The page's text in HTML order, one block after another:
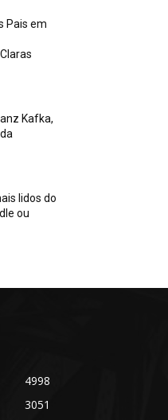
Pais em
Kafka,
lidos do
ou
4998
3051